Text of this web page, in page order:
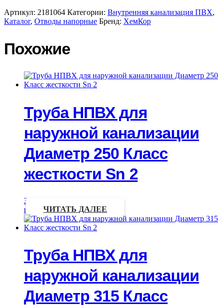
Артикул: 2181064 Категории: Внутренняя канализация ПВХ,
Каталог, Отводы напорные Бренд: ХемКор
Похожие
Труба НПВХ для
наружной канализации
Диаметр 250 Класс
жесткости Sn 2
Запрос
цены
ЧИТАТЬ ДАЛЕЕ
Труба НПВХ для
наружной канализации
Диаметр 315 Класс